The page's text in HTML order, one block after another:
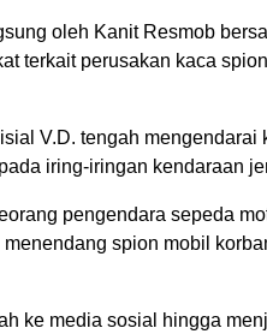
oleh Kanit Resmob
terkait perusakan kaca
V.D. tengah mengendarai
iring-iringan kendaraan
pengendara sepeda
spion mobil
ke media sosial hingga